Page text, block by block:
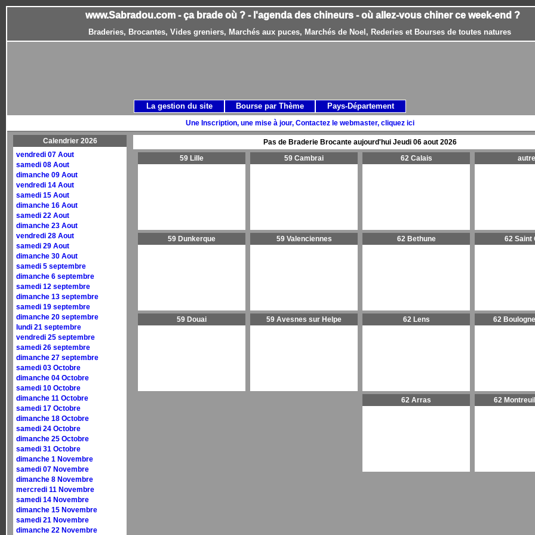
www.Sabradou.com - ça brade où ? - l'agenda des chineurs - où allez-vous chiner ce week-end ?
Braderies, Brocantes, Vides greniers, Marchés aux puces, Marchés de Noel, Rederies et Bourses de toutes natures
Une Inscription, une mise à jour, Contactez le webmaster, cliquez ici
Calendrier 2026
vendredi 07 Aout
samedi 08 Aout
dimanche 09 Aout
vendredi 14 Aout
samedi 15 Aout
dimanche 16 Aout
samedi 22 Aout
dimanche 23 Aout
vendredi 28 Aout
samedi 29 Aout
dimanche 30 Aout
samedi 5 septembre
dimanche 6 septembre
samedi 12 septembre
dimanche 13 septembre
samedi 19 septembre
dimanche 20 septembre
lundi 21 septembre
vendredi 25 septembre
samedi 26 septembre
dimanche 27 septembre
samedi 03 Octobre
dimanche 04 Octobre
samedi 10 Octobre
dimanche 11 Octobre
samedi 17 Octobre
dimanche 18 Octobre
samedi 24 Octobre
dimanche 25 Octobre
samedi 31 Octobre
dimanche 1 Novembre
samedi 07 Novembre
dimanche 8 Novembre
mercredi 11 Novembre
samedi 14 Novembre
dimanche 15 Novembre
samedi 21 Novembre
dimanche 22 Novembre
Pas de Braderie Brocante aujourd'hui Jeudi 06 aout 2026
59 Lille
59 Dunkerque
59 Douai
59 Cambrai
59 Valenciennes
59 Avesnes sur Helpe
62 Calais
62 Bethune
62 Lens
62 Arras
62 Saint
62
62
La gestion du site Bourse par Thème Pays-Département